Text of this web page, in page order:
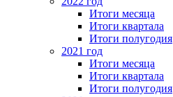
Итоги месяца
Итоги квартала
Итоги полугодия
2021 год
Итоги месяца
Итоги квартала
Итоги полугодия